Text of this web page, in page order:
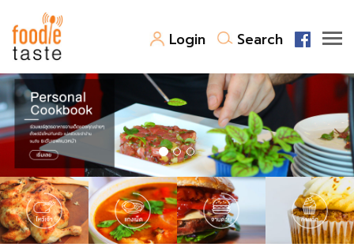
Login Search
สูตรอาหาร
สูตรอาหารล่าสุด
Top Foodie
พาไปชิม
สารพันก้นครัว
เคล็ดลับน่ารู้
FoodPedia